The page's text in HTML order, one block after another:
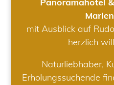
Panoramahotel
mit Ausblick auf
herzlich
Naturliebhaber,
Erholungssuchende